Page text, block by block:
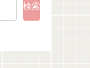
検索